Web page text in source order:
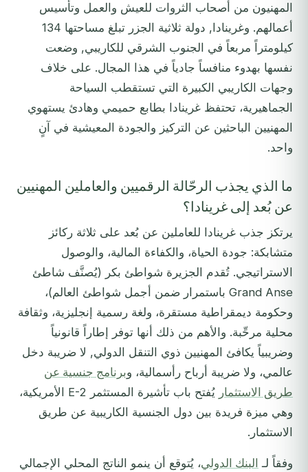
المهنيون من أصحاب الثروات للعيش والعمل وتأسيس
أعمالهم. وغرينادا, دولة ثلاثية الجزر تبلغ مساحتها 134
كيلومتراً مربعاً في الجنوب الشرقي للكاريبي, وضعت
نفسها بهدوء منافساً جادياً في هذا المجال. على خلاف
وجهات الكاريبي الكبيرة التي تستقطب السياحة
الجماهيرية، تحتفظ غرينادا بطابع حميمي وهادئ يستهوي
المهنيين الباحثين عن التركيز والجودة المعيشية في آنٍ
واحد.
ما الذي يجذب الرحّالة الرقميين والعاملين المهنيين
عن بُعد إلى غرينادا؟
يرتكز جذب غرينادا للعاملين عن بُعد على ثلاثة ركائز
متشابكة: جودة الحياة، والكفاءة المالية، والوصول
الاستراتيجي. تُقدم الجزيرة شواطئ بكر (يُصنَّف شاطئ
Grand Anse باستمرار ضمن أجمل شواطئ العالم)،
وحكومة ديمقراطية مستقرة، ولغة رسمية إنجليزية، وثقافة
محلية مرحِّبة. والأهم من ذلك أنها توفر إطاراً قانونياً
وضريبياً يكافئ المهنيين ذوي التنقل الدولي, لا ضريبة دخل
عالمي، ولا ضريبة أرباح رأسمالية، وبرنامج جنسية عن
طريق الاستثمار
يُفتح باب تأشيرة المستثمر E-2 الأمريكية،
وهي ميزة فريدة بين دول الجنسية الكاريبية عن طريق
الاستثمار.
وفقاً لـ البنك الدولي، يُتوقع أن ينمو الناتج المحلي الإجمالي